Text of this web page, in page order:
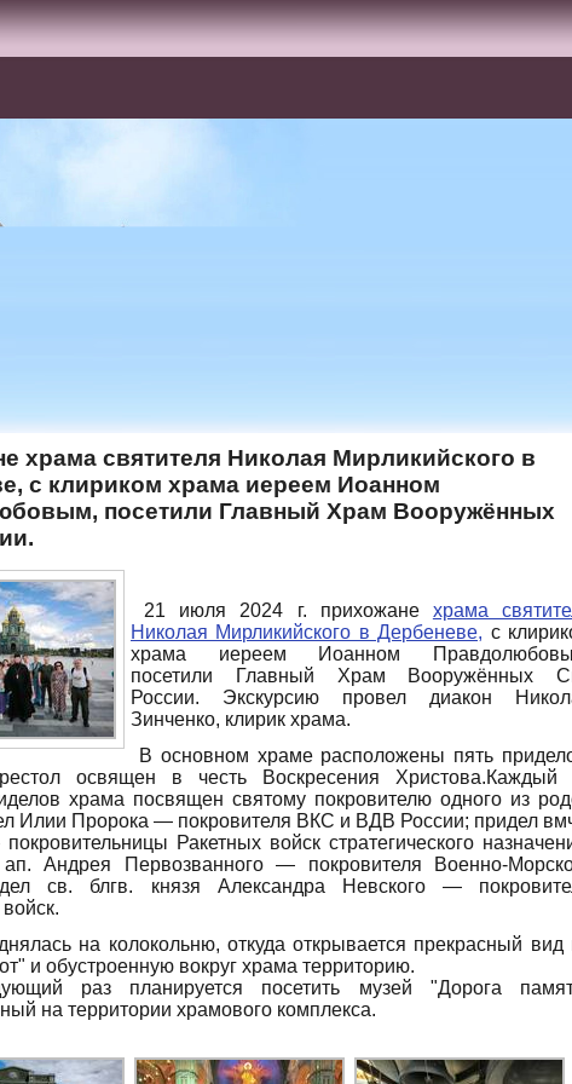
храма святителя Николая Мирликийского в
с клириком храма иереем Иоанном
посетили Главный Храм Вооружённых
21 июля 2024 г. прихожане храма
Николая Мирликийского в Дербеневе, с
храма иереем Иоанном
посетили Главный Храм Вооружённых
России. Экскурсию провел диакон
Зинченко, клирик храма.
В основном храме расположены пять
освящен в честь Воскресения Христова.Каждый
храма посвящен святому покровителю одного из
Илии Пророка — покровителя ВКС и ВДВ России; придел
Ракетных войск стратегического
Андрея Первозванного — покровителя Военно-
св. блгв. князя Александра Невского —
на колокольню, откуда открывается прекрасный вид
и обустроенную вокруг храма территорию.
раз планируется посетить музей "Дорога
на территории храмового комплекса.